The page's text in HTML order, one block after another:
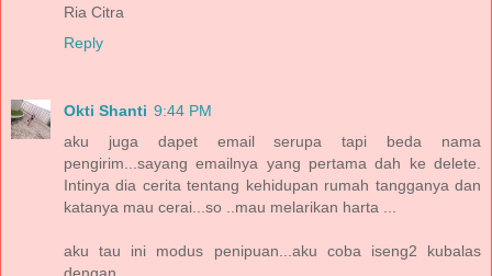
Ria Citra
Reply
Okti Shanti 9:44 PM
aku juga dapet email serupa tapi beda nama
pengirim...sayang emailnya yang pertama dah ke delete.
Intinya dia cerita tentang kehidupan rumah tangganya dan
katanya mau cerai...so ..mau melarikan harta ...
aku tau ini modus penipuan...aku coba iseng2 kubalas
dengan...